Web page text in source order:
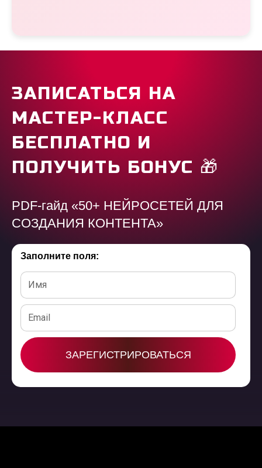
ЗАПИСАТЬСЯ НА
МАСТЕР-КЛАСС
БЕСПЛАТНО И
ПОЛУЧИТЬ БОНУС 🎁
PDF-гайд «50+ НЕЙРОСЕТЕЙ ДЛЯ
СОЗДАНИЯ КОНТЕНТА»
Заполните поля:
ЗАРЕГИСТРИРОВАТЬСЯ